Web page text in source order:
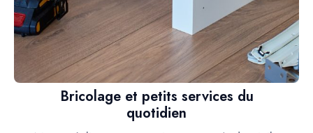
Bricolage et petits services du
quotidien